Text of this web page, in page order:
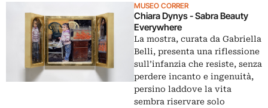
MUSEO CORRER
Chiara Dynys - Sabra Beauty
Everywhere
La mostra, curata da Gabriella
Belli, presenta una riflessione
sull’infanzia che resiste, senza
perdere incanto e ingenuità,
persino laddove la vita
sembra riservare solo